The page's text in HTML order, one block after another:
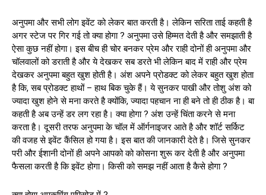
अनुपमा और सभी लोग इवेंट को लेकर बात करती है। लेकिन सरिता ताई कहती है
अगर स्टेज पर गिर गई तो क्या होगा ? अनुपमा उसे हिम्मत देती है और समझाती है
ऐसा कुछ नहीं होगा। इस बीच ही चोर बनकर प्रेम और राही दोनों ही अनुपमा और
चॉलवालों को डराती है और ये देखकर सब डरते भी लेकिन बाद में राही और प्रेम
देखकर अनुपमा बहुत खुश होती है। अंश अपने प्रोडक्ट को लेकर बहुत खुश होता
है कि, सब प्रोडक्ट हाथों – हाथ बिक चुके हैं। ये सुनकर पाखी और तोशु अंश को
ज्यादा खुश होने से मना करते है क्योंकि, ज्यादा पहचान ना ही बने तो ही ठीक है। बा
कहती है अब उन्हें डर लग रहा है। क्या होगा ? अंश उन्हें चिंता करने से मना
करता है। दूसरी तरफ अनुपमा के चॉल में ऑर्गनाइजर आते है और शॉर्ट सर्किट
की वजह से इवेंट कैंसिल हो गया है। इस बात की जानकारी देते है। जिसे सुनकर
परी और ईशानी दोनों ही अपने आपको को कोसना शुरू कर देती है और अनुपमा
फैसला करती है कि इवेंट होगा। किसी को समझ नहीं आता है कैसे होगा ?